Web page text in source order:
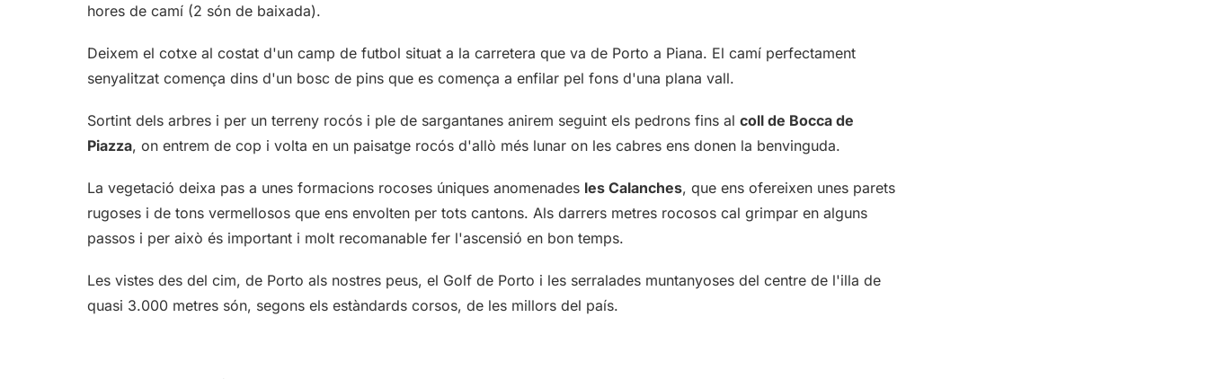
hores de camí (2 són de baixada).
Deixem el cotxe al costat d'un camp de futbol situat a la carretera que va de Porto a Piana. El camí perfectament
senyalitzat comença dins d'un bosc de pins que es comença a enfilar pel fons d'una plana vall.
Sortint dels arbres i per un terreny rocós i ple de sargantanes anirem seguint els pedrons fins al coll de Bocca de
Piazza, on entrem de cop i volta en un paisatge rocós d'allò més lunar on les cabres ens donen la benvinguda.
La vegetació deixa pas a unes formacions rocoses úniques anomenades les Calanches, que ens ofereixen unes parets
rugoses i de tons vermellosos que ens envolten per tots cantons. Als darrers metres rocosos cal grimpar en alguns
passos i per això és important i molt recomanable fer l'ascensió en bon temps.
Les vistes des del cim, de Porto als nostres peus, el Golf de Porto i les serralades muntanyoses del centre de l'illa de
quasi 3.000 metres són, segons els estàndards corsos, de les millors del país.